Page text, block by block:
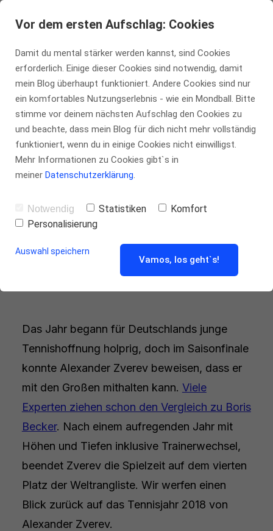
tennis-insider.de
Das aufregende
Tennisjahr des
Alexander
Zverev
Marco Kühn
Das Jahr begann für Deutschlands junge
Tennishoffnung holprig, doch im Saisonfinale
konnte Alexander Zverev beweisen, dass er
mit den Großen mithalten kann. Viele
Experten ziehen schon den Vergleich zu Boris
Becker. Nach einem aufregenden Jahr mit
Höhen und Tiefen inklusive Trainerwechsel,
beendet Zverev die Spielzeit auf dem vierten
Platz der Weltrangliste. Wir werfen einen
Blick zurück auf das Tennisjahr 2018 von
Alexander Zverev.
Vor dem ersten Aufschlag: Cookies
Damit du mental stärker werden kannst, sind Cookies
erforderlich. Einige dieser Cookies sind notwendig, damit
mein Blog überhaupt funktioniert. Andere Cookies sind nur
ein komfortables Nutzungserlebnis - wie ein Mondball. Bitte
stimme vor deinem nächsten Aufschlag den Cookies zu
und beachte, dass mein Blog für dich nicht mehr vollständig
funktioniert, wenn du in einige Cookies nicht einwilligst.
Mehr Informationen zu Cookies gibt`s in
meiner Datenschutzerklärung.
Notwendig Statistiken
Komfort
Personalisierung
Auswahl speichern
Vamos, los geht`s!